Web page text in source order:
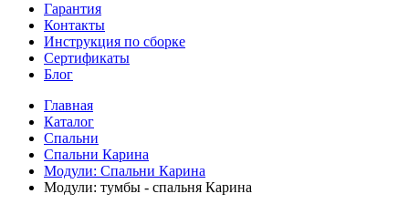
Гарантия
Контакты
Инструкция по сборке
Сертификаты
Блог
Главная
Каталог
Спальни
Спальни Карина
Модули: Спальни Карина
Модули: тумбы - спальня Карина